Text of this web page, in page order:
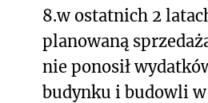
8.w ostatnich 2
planowaną
nie ponosił
budynku i budowli